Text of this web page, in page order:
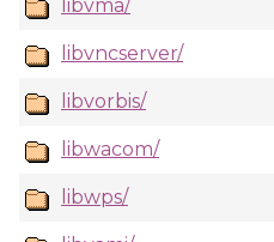
libvma/
libvncserver/
libvorbis/
libwacom/
libwps/